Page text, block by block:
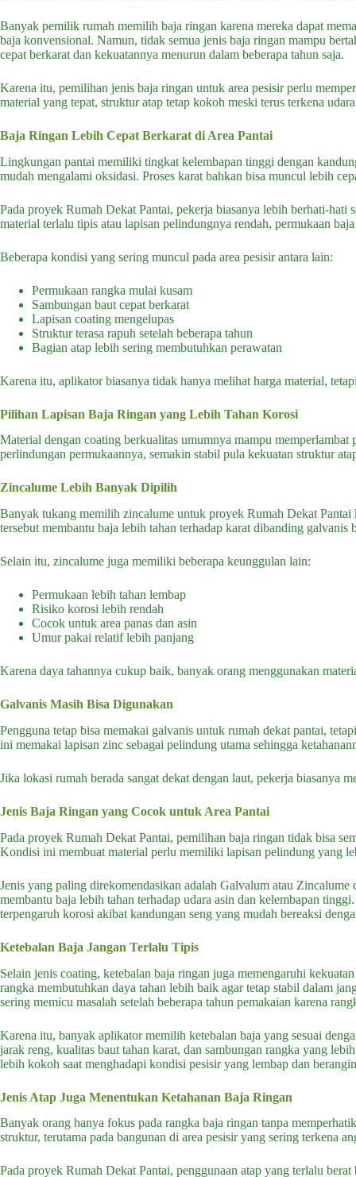
Banyak pemilik rumah memilih baja ringan karena mereka dapat
baja konvensional. Namun, tidak semua jenis baja ringan mampu
cepat berkarat dan kekuatannya menurun dalam beberapa tahun saja.
Karena itu, pemilihan jenis baja ringan untuk area pesisir perlu
material yang tepat, struktur atap tetap kokoh meski terus terkena
Baja Ringan Lebih Cepat Berkarat di Area Pantai
Lingkungan pantai memiliki tingkat kelembapan tinggi dengan
mudah mengalami oksidasi. Proses karat bahkan bisa muncul lebih
Pada proyek Rumah Dekat Pantai, pekerja biasanya lebih berhati-
material terlalu tipis atau lapisan pelindungnya rendah, permukaan
Beberapa kondisi yang sering muncul pada area pesisir antara lain:
Permukaan rangka mulai kusam
Sambungan baut cepat berkarat
Lapisan coating mengelupas
Struktur terasa rapuh setelah beberapa tahun
Bagian atap lebih sering membutuhkan perawatan
Karena itu, aplikator biasanya tidak hanya melihat harga material,
Pilihan Lapisan Baja Ringan yang Lebih Tahan Korosi
Material dengan coating berkualitas umumnya mampu
perlindungan permukaannya, semakin stabil pula kekuatan struktur
Zincalume Lebih Banyak Dipilih
Banyak tukang memilih zincalume untuk proyek Rumah Dekat
tersebut membantu baja lebih tahan terhadap karat dibanding galvanis
Selain itu, zincalume juga memiliki beberapa keunggulan lain:
Permukaan lebih tahan lembap
Risiko korosi lebih rendah
Cocok untuk area panas dan asin
Umur pakai relatif lebih panjang
Karena daya tahannya cukup baik, banyak orang menggunakan
Galvanis Masih Bisa Digunakan
Pengguna tetap bisa memakai galvanis untuk rumah dekat pantai,
ini memakai lapisan zinc sebagai pelindung utama sehingga
Jika lokasi rumah berada sangat dekat dengan laut, pekerja biasanya
Jenis Baja Ringan yang Cocok untuk Area Pantai
Pada proyek Rumah Dekat Pantai, pemilihan baja ringan tidak bisa
Kondisi ini membuat material perlu memiliki lapisan pelindung yang
Jenis yang paling direkomendasikan adalah Galvalum atau
membantu baja lebih tahan terhadap udara asin dan kelembapan
terpengaruh korosi akibat kandungan seng yang mudah bereaksi
Ketebalan Baja Jangan Terlalu Tipis
Selain jenis coating, ketebalan baja ringan juga memengaruhi
rangka membutuhkan daya tahan lebih baik agar tetap stabil dalam
sering memicu masalah setelah beberapa tahun pemakaian karena
Karena itu, banyak aplikator memilih ketebalan baja yang sesuai
jarak reng, kualitas baut tahan karat, dan sambungan rangka yang
lebih kokoh saat menghadapi kondisi pesisir yang lembap dan
Jenis Atap Juga Menentukan Ketahanan Baja Ringan
Banyak orang hanya fokus pada rangka baja ringan tanpa
struktur, terutama pada bangunan di area pesisir yang sering terkena
Pada proyek Rumah Dekat Pantai, penggunaan atap yang terlalu